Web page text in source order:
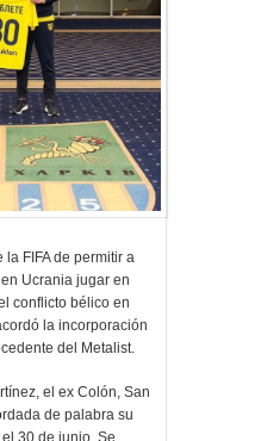
FIFA de permitir a
Ucrania jugar en
conflicto bélico en
la incorporación
del Metalist.
el ex Colón, San
de palabra su
30 de junio. Se